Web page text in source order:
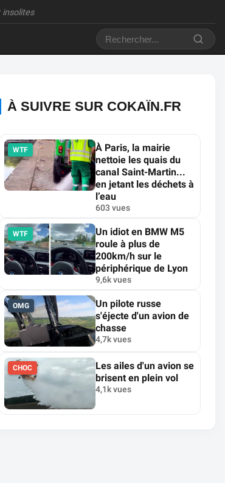
insolites
À SUIVRE SUR COKAÏN.FR
WTF
À Paris, la mairie
nettoie les quais du
canal Saint-Martin...
en jetant les déchets à
l’eau
603 vues
WTF
Un idiot en BMW M5
roule à plus de
200km/h sur le
périphérique de Lyon
9,6k vues
OMG
Un pilote russe
s'éjecte d'un avion de
chasse
4,7k vues
CHOC
Les ailes d'un avion se
brisent en plein vol
4,1k vues